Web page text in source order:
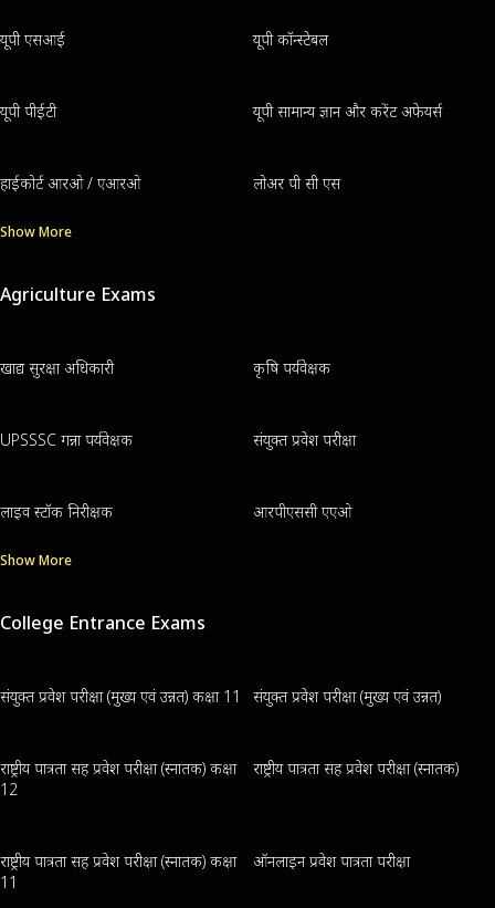
यूपी एसआई यूपी कॉन्स्टेबल
यूपी पीईटी यूपी सामान्य ज्ञान और करेंट अफेयर्स
हाईकोर्ट आरओ / एआरओ लोअर पी सी एस
Show More
Agriculture Exams
खाद्य सुरक्षा अधिकारी कृषि पर्यवेक्षक
UPSSSC गन्ना पर्यवेक्षक संयुक्त प्रवेश परीक्षा
लाइव स्टॉक निरीक्षक आरपीएससी एएओ
Show More
College Entrance Exams
संयुक्त प्रवेश परीक्षा (मुख्य एवं उन्नत) कक्षा 11 संयुक्त प्रवेश परीक्षा (मुख्य एवं उन्नत)
राष्ट्रीय पात्रता सह प्रवेश परीक्षा (स्नातक) कक्षा
12
राष्ट्रीय पात्रता सह प्रवेश परीक्षा (स्नातक)
राष्ट्रीय पात्रता सह प्रवेश परीक्षा (स्नातक) कक्षा
11
ऑनलाइन प्रवेश पात्रता परीक्षा